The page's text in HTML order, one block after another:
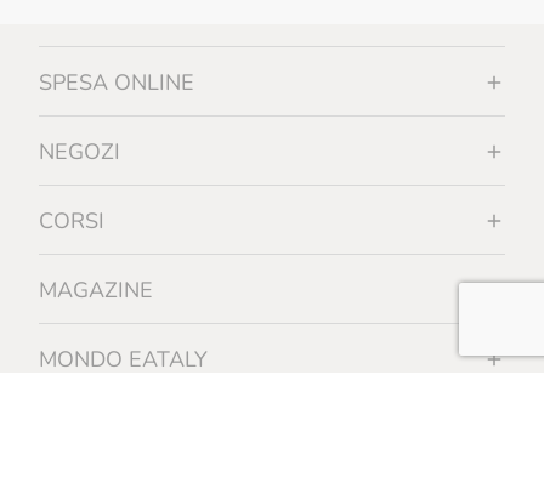
SPESA ONLINE
NEGOZI
CORSI
MAGAZINE
MONDO EATALY